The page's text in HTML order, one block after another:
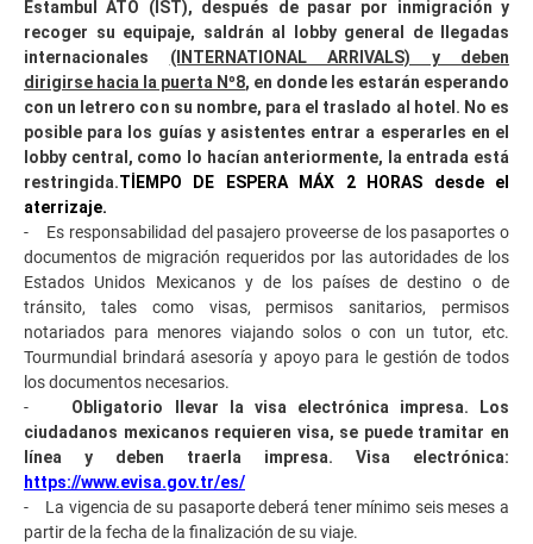
Estambul ATO (IST), después de pasar por inmigración y
recoger su equipaje, saldrán al lobby general de llegadas
internacionales (INTERNATIONAL ARRIVALS) y deben
dirigirse hacia la puerta Nº8, en donde les estarán esperando
con un letrero con su nombre, para el traslado al hotel. No es
posible para los guías y asistentes entrar a esperarles en el
lobby central, como lo hacían anteriormente, la entrada está
restringida.TİEMPO DE ESPERA MÁX 2 HORAS desde el
aterrizaje.
- Es responsabilidad del pasajero proveerse de los pasaportes o
documentos de migración requeridos por las autoridades de los
Estados Unidos Mexicanos y de los países de destino o de
tránsito, tales como visas, permisos sanitarios, permisos
notariados para menores viajando solos o con un tutor, etc.
Tourmundial brindará asesoría y apoyo para le gestión de todos
los documentos necesarios.
- Obligatorio llevar la visa electrónica impresa. Los
ciudadanos mexicanos requieren visa, se puede tramitar en
línea y deben traerla impresa. Visa electrónica:
https://www.evisa.gov.tr/es/
- La vigencia de su pasaporte deberá tener mínimo seis meses a
partir de la fecha de la finalización de su viaje.